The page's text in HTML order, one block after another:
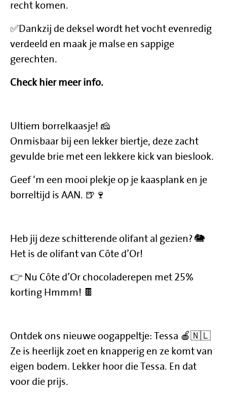
recht komen.
✅Dankzij de deksel wordt het vocht evenredig
verdeeld en maak je malse en sappige
gerechten.
Check hier meer info.
Ultiem borrelkaasje! 🧀
Onmisbaar bij een lekker biertje, deze zacht
gevulde brie met een lekkere kick van bieslook.
Geef ‘m een mooi plekje op je kaasplank en je
borreltijd is AAN. 🍺🍷
Heb jij deze schitterende olifant al gezien? 🐘
Het is de olifant van Côte d’Or!
👉 Nu Côte d’Or chocoladerepen met 25%
korting Hmmm! 🍫
Ontdek ons nieuwe oogappeltje: Tessa 🍎🇳🇱
Ze is heerlijk zoet en knapperig en ze komt van
eigen bodem. Lekker hoor die Tessa. En dat
voor die prijs.